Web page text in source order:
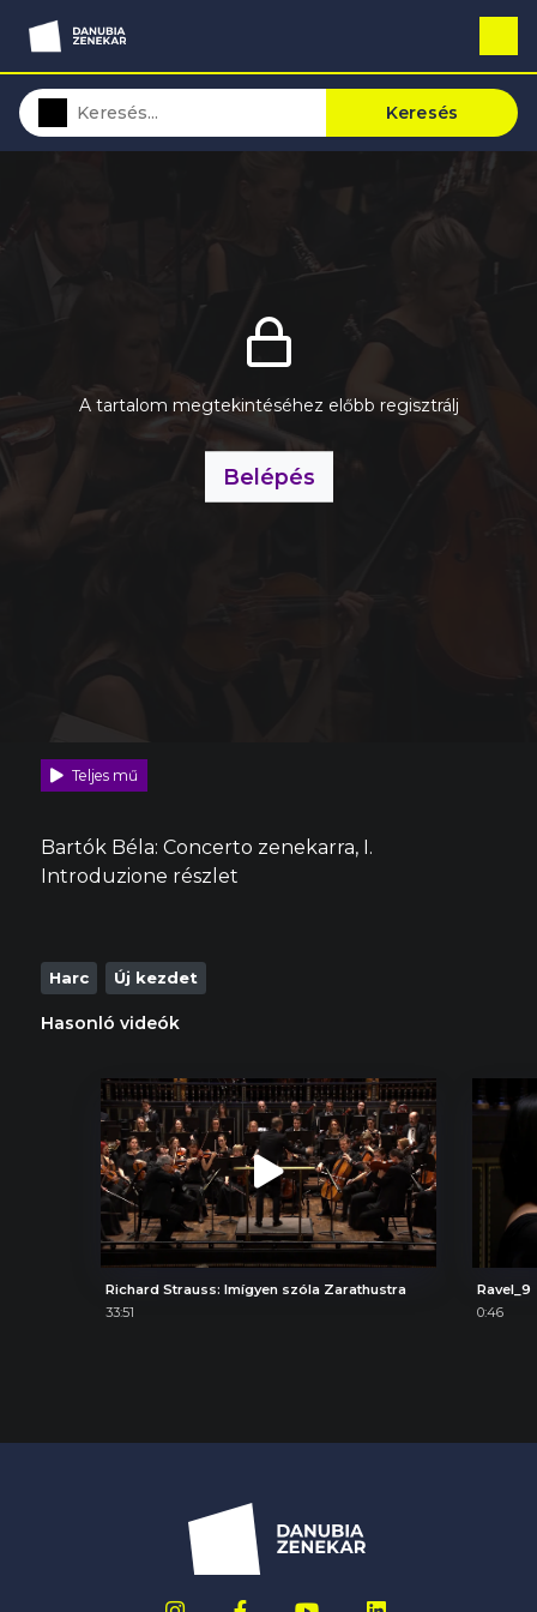
Keresés
A tartalom megtekintéséhez előbb regisztrálj
Belépés
Teljes mű
Bartók Béla: Concerto zenekarra, I.
Introduzione részlet
Harc Új kezdet
Hasonló videók
Richard Strauss: Imígyen szóla Zarathustra
33:51
Ravel_9
0:46